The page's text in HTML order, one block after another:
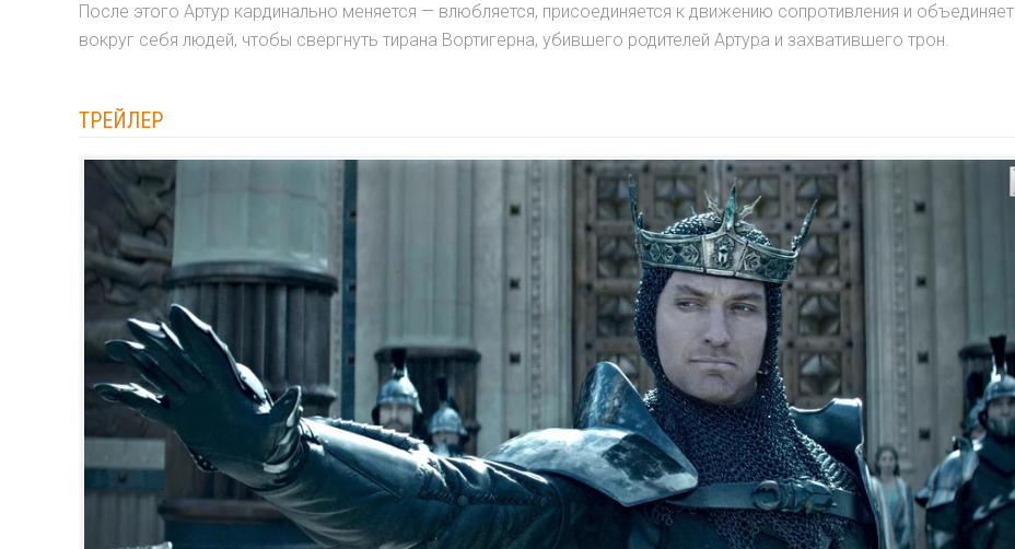
После этого Артур кардинально меняется — влюбляется, присоединяется к движению сопротивления и объединяет
вокруг себя людей, чтобы свергнуть тирана Вортигерна, убившего родителей Артура и захватившего трон.
ТРЕЙЛЕР